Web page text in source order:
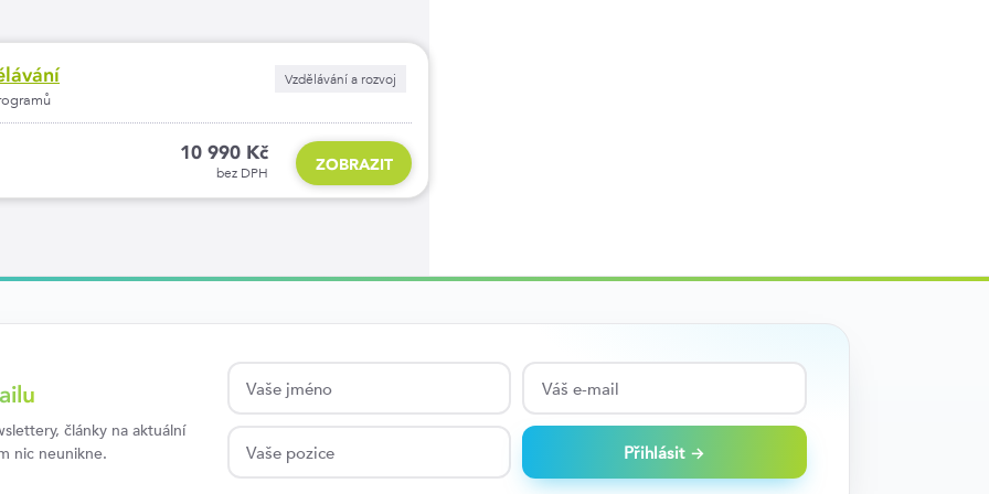
Vzdělávání a rozvoj
10 990 Kč
bez DPH ZOBRAZIT
články na aktuální
nic neunikne.
Přihlásit →